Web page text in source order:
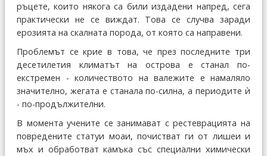
ръцете, които някога са били издадени напред, сега
практически не се виждат. Това се случва заради
ерозията на скалната порода, от която са направени.
Проблемът се крие в това, че през последните три
десетилетия климатът на острова е станал по-
екстремен - количеството на валежите е намаляло
значително, жегата е станала по-силна, а периодите ѝ
- по-продължителни.
В момента учените се занимават с рестеврацията на
повредените статуи моаи, почистват ги от лишеи и
мъх и обработват камъка със специални химически